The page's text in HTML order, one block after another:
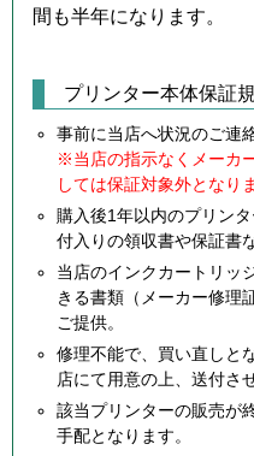
間も半年になります。
プリンター本体保証
事前に当店へ状況のご連
※当店の指示なくメーカ
しては保証対象外となり
購入後1年以内のプリン
付入りの領収書や保証書
当店のインクカートリッ
きる書類（メーカー修理
ご提供。
修理不能で、買い直しと
店にて用意の上、送付さ
該当プリンターの販売が
手配となります。